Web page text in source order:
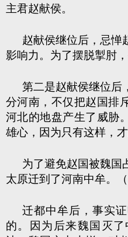
主君赵献侯。
赵献侯继位后，忌惮
影响力。为了摆脱掣肘
第二是赵献侯继位后
分河南，不仅把赵国排
河北的地盘产生了威胁
雄心，因为只有这样，
为了避免赵国被魏国
太原迁到了河南中牟。（
迁都中牟后，事实
的。因为后来魏国灭